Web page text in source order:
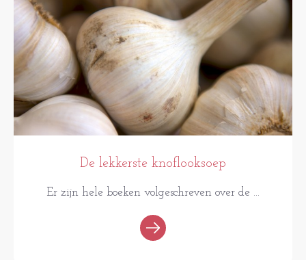
De lekkerste knoflooksoep
Er zijn hele boeken volgeschreven over de ...